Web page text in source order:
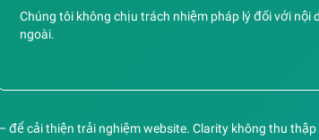
cải thiện trải nghiệm website. Clarity không thu
Chúng tôi không chịu trách nhiệm pháp lý đối với nội
ngoài.